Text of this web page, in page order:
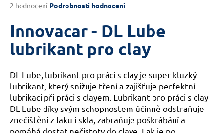
Průměrné
produktu
5,0
z
hvězdiček.
2 hodnocení Podrobnosti hodnocení
Innovacar - DL Lube
lubrikant pro clay
DL Lube, lubrikant pro práci s clay je super kluzký
lubrikant, který snižuje tření a zajišťuje perfektní
lubrikaci při práci s clayem. Lubrikant pro práci s clay
DL Lube díky svým schopnostem účinně odstraňuje
znečištění z laku i skla, zabraňuje poškrábání a
pomáhá dostat nečistoty do claye. Lak je po
D
o
p
o
r